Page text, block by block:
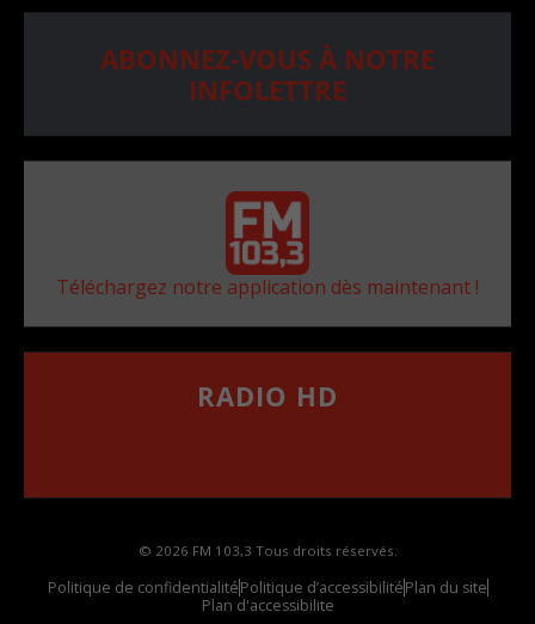
ABONNEZ-VOUS À NOTRE
INFOLETTRE
Téléchargez notre application dès maintenant !
RADIO HD
© 2026 FM 103,3 Tous droits réservés.
Politique de confidentialitéPolitique d’accessibilitéPlan du site
Plan d'accessibilite